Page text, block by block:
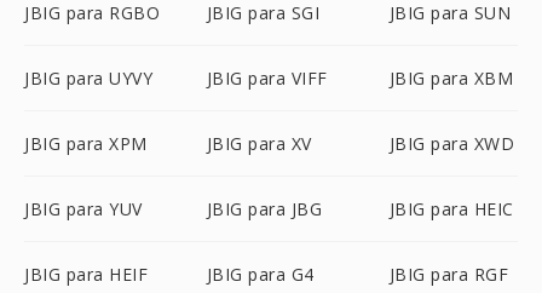
JBIG para RGBO JBIG para SGI JBIG para SUN
JBIG para UYVY JBIG para VIFF JBIG para XBM
JBIG para XPM JBIG para XV JBIG para XWD
JBIG para YUV JBIG para JBG JBIG para HEIC
JBIG para HEIF JBIG para G4 JBIG para RGF